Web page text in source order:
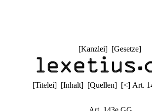
[Kanzlei] [Gesetze]
[Titelei] [Inhalt] [Quellen] [<] Art.